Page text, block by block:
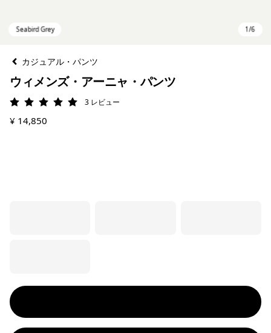
カジュアル・パンツ
ウィメンズ・アーニャ・パンツ
評価: 5 / 5 3 レビュー
¥ 14,850